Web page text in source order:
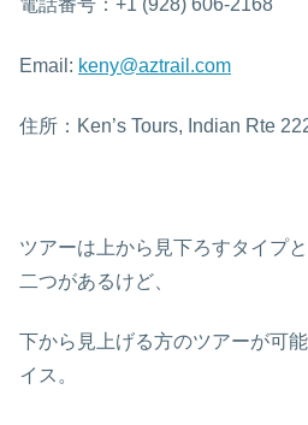
電話番号：+1 (928) 606-2168
Email: keny@aztrail.com
住所：Ken’s Tours, Indian Rte
ツアーは上から見下ろすタイプ
二つがあるけど、
下から見上げる方のツアーが可
イス。